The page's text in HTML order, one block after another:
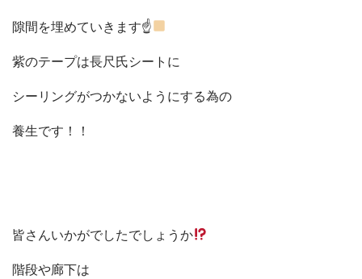
隙間を埋めていきます☝
紫のテープは長尺氏シートに
シーリングがつかないようにする為の
養生です！！
皆さんいかがでしたでしょうか
階段や廊下は